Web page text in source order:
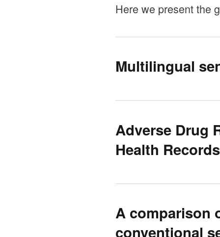
Here we present the
Multilingual
Adverse Drug
Health
A comparison
conventional